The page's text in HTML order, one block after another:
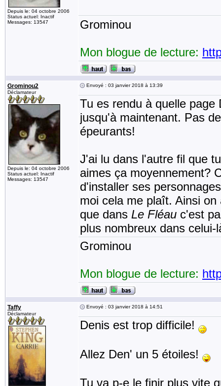
Depuis le: 04 octobre 2006
Status actuel: Inactif
Messages: 13547
Grominou
Mon blogue de lecture:
Grominou2
Déclamateur
Depuis le: 04 octobre 2006
Status actuel: Inactif
Messages: 13547
Envoyé : 03 janvier 2018 à 13:39
Tu es rendu à quelle page
jusqu'à maintenant. Pas
épeurants!
J'ai lu dans l'autre fil que
aimes ça moyennement?
d'installer ses
moi cela me plaît. Ainsi
que dans Le Fléau c'est
plus nombreux dans
Grominou
Mon blogue de lecture:
Taffy
Déclamateur
Envoyé : 03 janvier 2018 à 14:51
Denis est trop difficile!
Allez Den' un 5 étoiles!
Tu va p-e le finir plus vite